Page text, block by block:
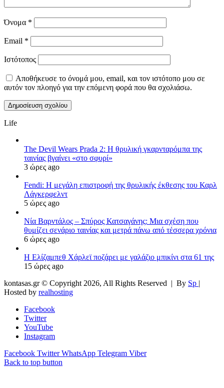
Όνομα *
Email *
Ιστότοπος
Αποθήκευσε το όνομά μου, email, και τον ιστότοπο μου σε
αυτόν τον πλοηγό για την επόμενη φορά που θα σχολιάσω.
Life
The Devil Wears Prada 2: Η θρυλική γκαρνταρόμπα της
ταινίας βγαίνει «στο σφυρί»
3 ώρες ago
Fendi: Η μεγάλη επιστροφή της θρυλικής έκθεσης του Καρλ
Λάγκερφελντ
5 ώρες ago
Νία Βαρντάλος – Σπύρος Κατσαγάνης: Μια σχέση που
θυμίζει σενάριο ταινίας και μετρά πάνω από τέσσερα χρόνια
6 ώρες ago
Η Ελίζαμπεθ Χάρλεϊ ποζάρει με γαλάζιο μπικίνι στα 61 της
15 ώρες ago
kontasas.gr © Copyright 2026, All Rights Reserved | By Sp |
Hosted by realhosting
Facebook
Twitter
YouTube
Instagram
Facebook Twitter WhatsApp Telegram Viber
Back to top button